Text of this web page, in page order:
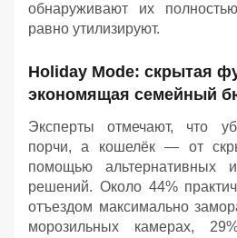
обнаруживают их
равно утилизируют.
Holiday Mode: скрытая
экономящая семейный
Эксперты отмечают, что
порчи, а кошелёк — от
помощью альтернативных
решений. Около 44%
отъездом максимально
морозильных камерах,